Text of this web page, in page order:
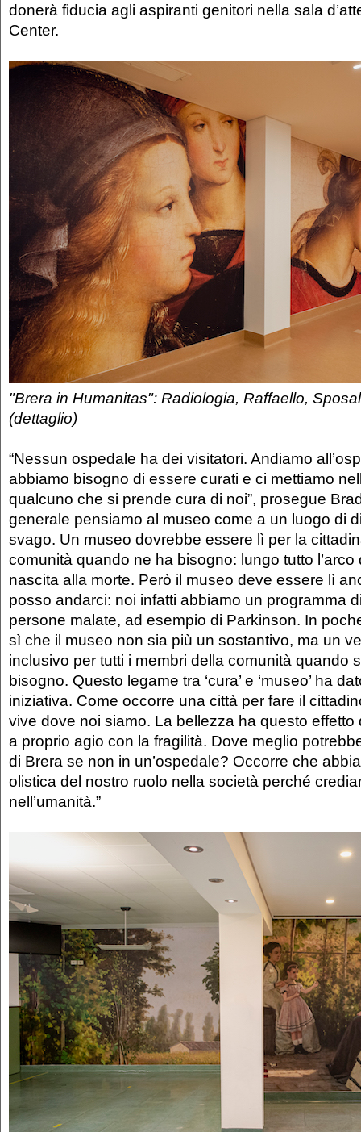
donerà fiducia agli aspiranti genitori nella sala
Center.
"Brera in Humanitas": Radiologia, Raffaello,
(dettaglio)
“Nessun ospedale ha dei visitatori. Andiamo
abbiamo bisogno di essere curati e ci mettiamo
qualcuno che si prende cura di noi”, prosegue
generale pensiamo al museo come a un luogo di
svago. Un museo dovrebbe essere lì per la
comunità quando ne ha bisogno: lungo tutto l’arco
nascita alla morte. Però il museo deve essere lì
posso andarci: noi infatti abbiamo un programma
persone malate, ad esempio di Parkinson. In
sì che il museo non sia più un sostantivo, ma un
inclusivo per tutti i membri della comunità quando
bisogno. Questo legame tra ‘cura’ e ‘museo’ ha
iniziativa. Come occorre una città per fare il
vive dove noi siamo. La bellezza ha questo effetto
a proprio agio con la fragilità. Dove meglio
di Brera se non in un’ospedale? Occorre che
olistica del nostro ruolo nella società perché
nell’umanità.”